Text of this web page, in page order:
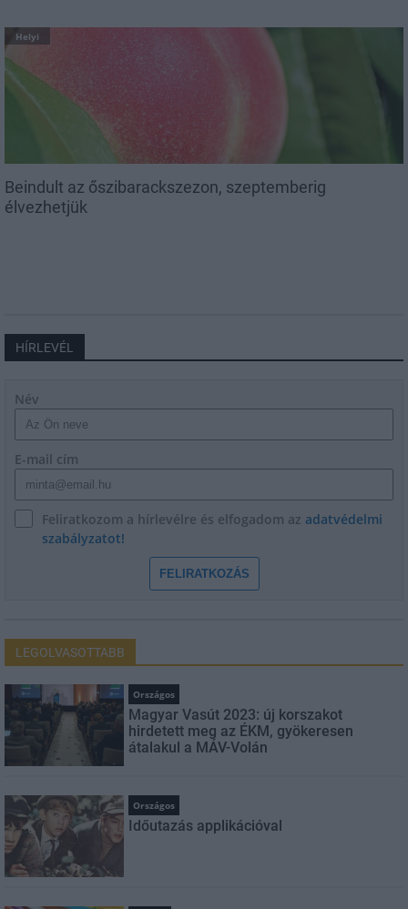
Helyi
Beindult az őszibarackszezon, szeptemberig
élvezhetjük
HÍRLEVÉL
Név
E-mail cím
Feliratkozom a hírlevélre és elfogadom az adatvédelmi
szabályzatot!
FELIRATKOZÁS
LEGOLVASOTTABB
Országos
Magyar Vasút 2023: új korszakot
hirdetett meg az ÉKM, gyökeresen
átalakul a MÁV-Volán
Országos
Időutazás applikációval